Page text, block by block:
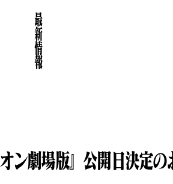
最新情報
ン劇場版』公開日決定